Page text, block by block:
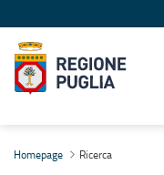
Homepage Ricerca